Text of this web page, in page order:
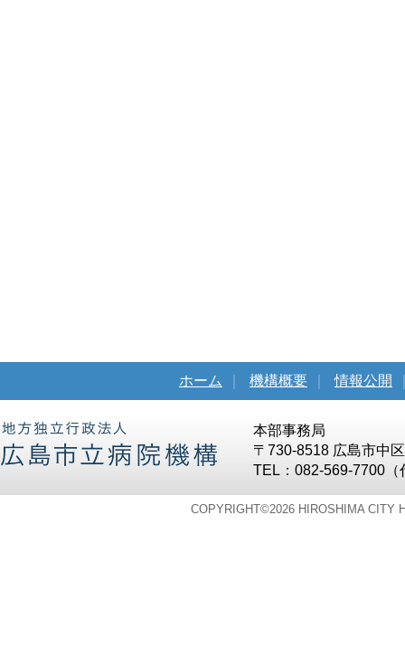
ホーム 機構概要 情報公開
本部事務局
〒730-8518 広島市中
TEL：082-569-7700
COPYRIGHT©2026 HIROSHIMA CITY